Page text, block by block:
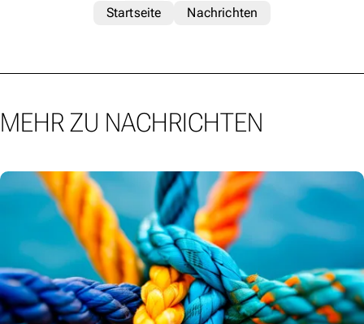
Startseite
Nachrichten
MEHR ZU NACHRICHTEN